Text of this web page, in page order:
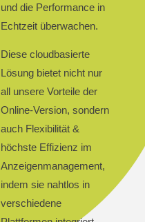
und die Performance in
Echtzeit überwachen.
Diese cloudbasierte
Lösung bietet nicht nur
all unsere Vorteile der
Online-Version, sondern
auch Flexibilität &
höchste Effizienz im
Anzeigenmanagement,
indem sie nahtlos in
verschiedene